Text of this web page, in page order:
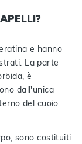
e hanno
La parte
è
dall'unica
del cuoio
sono costituiti